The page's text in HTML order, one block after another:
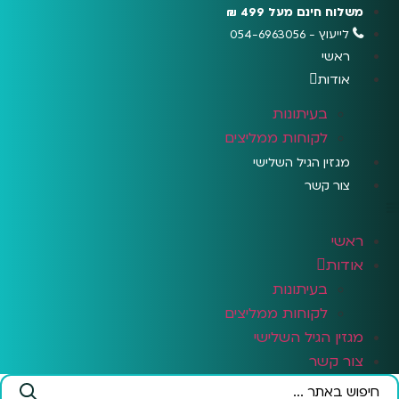
לתוכן
משלוח חינם מעל 499 ₪
לייעוץ - 054-6963056
ראשי
אודות
בעיתונות
לקוחות ממליצים
מגזין הגיל השלישי
צור קשר
ראשי
אודות
בעיתונות
לקוחות ממליצים
מגזין הגיל השלישי
צור קשר
Search